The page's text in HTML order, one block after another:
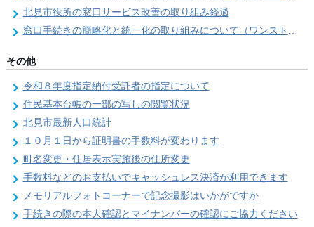
北見市役所の窓口サービス改善の取り組み経過
窓口手続きの簡略化と統一化の取り組みについて（ワンストップサービス推進事業）
その他
令和８年度指定納付受託者の指定について
住民基本台帳の一部の写しの閲覧状況
北見市最新人口統計
１０月１日から証明書の手数料が変わります
町名変更・住居表示実施後の住所変更
手数料などのお支払いでキャッシュレス決済が利用できます
メモリアルフォトコーナーで記念撮影はいかがですか
手続きの際の本人確認とマイナンバーの確認にご協力ください